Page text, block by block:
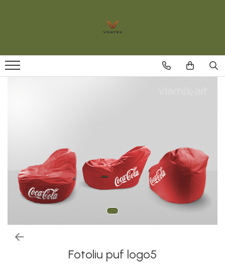
Fotoliu puf interior/exterior
Fotoliu puf personalizat logo
Fotoliu puf logo5